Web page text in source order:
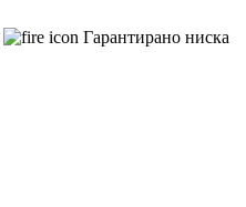
Гарантирано ниска